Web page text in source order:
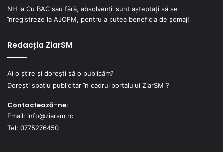
NH la Cu BAC sau fără, absolvenții sunt așteptați să se
înregistreze la AJOFM, pentru a putea beneficia de șomaj!
Redacția ZiarSM
Ai o știre și dorești să o publicăm?
Dorești spațiu publicitar în cadrul portalului ZiarSM ?
Contactează-ne:
Email: info@ziarsm.ro
Tel: 0775276450